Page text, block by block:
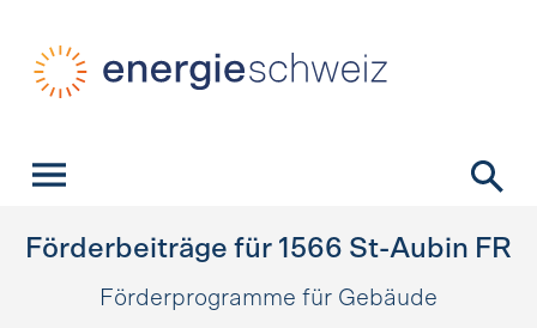
Förderbeiträge für 1566 St-Aubin FR
Förderprogramme für Gebäude